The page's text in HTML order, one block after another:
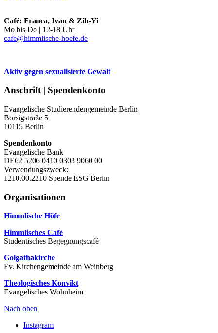
Café: Franca, Ivan & Zih-Yi
Mo bis Do | 12-18 Uhr
cafe@himmlische-hoefe.de
Aktiv gegen sexualisierte Gewalt
Anschrift | Spendenkonto
Evangelische Studierendengemeinde Berlin
Borsigstraße 5
10115 Berlin
Spendenkonto
Evangelische Bank
DE62 5206 0410 0303 9060 00
Verwendungszweck:
1210.00.2210 Spende ESG Berlin
Organisationen
Himmlische Höfe
Himmlisches Café
Studentisches Begegnungscafé
Golgathakirche
Ev. Kirchengemeinde am Weinberg
Theologisches Konvikt
Evangelisches Wohnheim
Nach oben
Instagram